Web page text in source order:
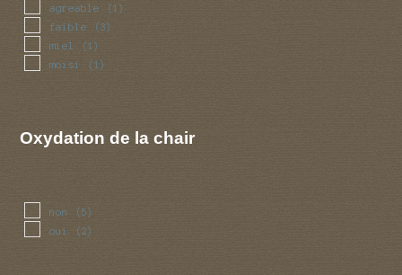
agreable (1)
faible (3)
miel (1)
moisi (1)
Oxydation de la chair
non (5)
oui (2)